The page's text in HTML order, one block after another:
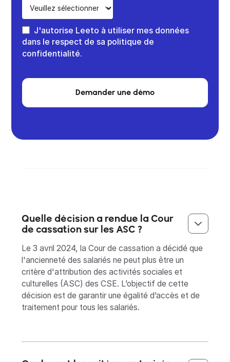
J'autorise Leeto à utiliser mes données
dans le respect de sa politique de
confidentialité.
Demander une démo
Quelle décision a rendue la Cour
de cassation sur les ASC ?
Le 3 avril 2024, la Cour de cassation a décidé que
l'ancienneté des salariés ne peut plus être un
critère d'attribution des activités sociales et
culturelles (ASC) des CSE. L’objectif de cette
décision est de garantir une égalité d’accès et de
traitement pour tous les salariés.